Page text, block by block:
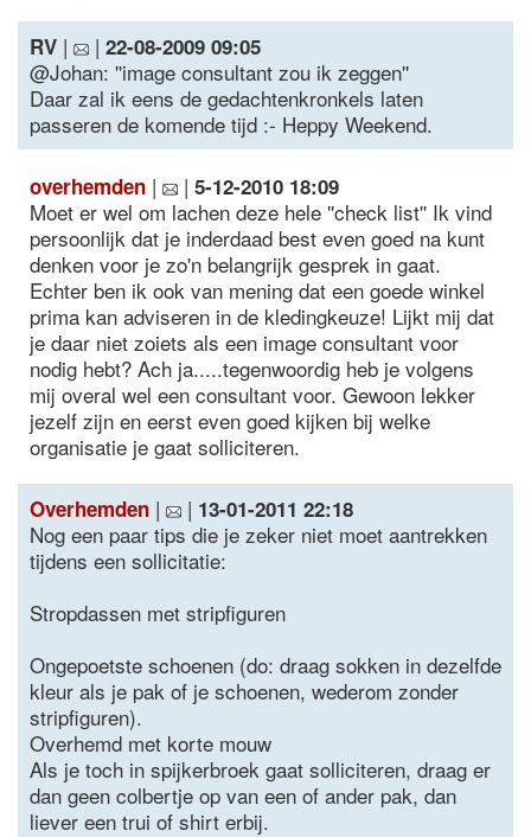
RV | | 22-08-2009 09:05
@Johan: ''image consultant zou ik zeggen''
Daar zal ik eens de gedachtenkronkels laten
passeren de komende tijd :- Heppy Weekend.
overhemden | | 5-12-2010 18:09
Moet er wel om lachen deze hele ''check list'' Ik vind
persoonlijk dat je inderdaad best even goed na kunt
denken voor je zo'n belangrijk gesprek in gaat.
Echter ben ik ook van mening dat een goede winkel
prima kan adviseren in de kledingkeuze! Lijkt mij dat
je daar niet zoiets als een image consultant voor
nodig hebt? Ach ja.....tegenwoordig heb je volgens
mij overal wel een consultant voor. Gewoon lekker
jezelf zijn en eerst even goed kijken bij welke
organisatie je gaat solliciteren.
Overhemden | | 13-01-2011 22:18
Nog een paar tips die je zeker niet moet aantrekken
tijdens een sollicitatie:
Stropdassen met stripfiguren
Ongepoetste schoenen (do: draag sokken in dezelfde
kleur als je pak of je schoenen, wederom zonder
stripfiguren).
Overhemd met korte mouw
Als je toch in spijkerbroek gaat solliciteren, draag er
dan geen colbertje op van een of ander pak, dan
liever een trui of shirt erbij.